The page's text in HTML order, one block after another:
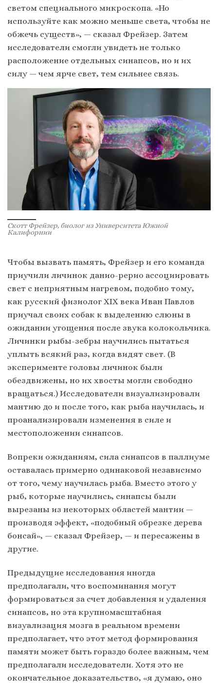
светом специального микроскопа. «Но
используйте как можно меньше света, чтобы не
обжечь существ», — сказал Фрейзер. Затем
исследователи смогли увидеть не только
расположение отдельных синапсов, но и их
силу — чем ярче свет, тем сильнее связь.
Скотт Фрейзер, биолог из Университета Южной
Калифорнии
Чтобы вызвать память, Фрейзер и его команда
приучили личинок данио-рерио ассоциировать
свет с неприятным нагревом, подобно тому,
как русский физиолог XIX века Иван Павлов
приучал своих собак к выделению слюны в
ожидании угощения после звука колокольчика.
Личинки рыбы-зебры научились пытаться
уплыть всякий раз, когда видят свет. (В
эксперименте головы личинок были
обездвижены, но их хвосты могли свободно
вращаться.) Исследователи визуализировали
мантию до и после того, как рыба научилась, и
проанализировали изменения в силе и
местоположении синапсов.
Вопреки ожиданиям, сила синапсов в паллиуме
оставалась примерно одинаковой независимо
от того, чему научилась рыба. Вместо этого у
рыб, которые научились, синапсы были
вырезаны из некоторых областей мантии —
производя эффект, «подобный обрезке дерева
бонсай», — сказал Фрейзер, — и пересажены в
другие.
Предыдущие исследования иногда
предполагали, что воспоминания могут
формироваться за счет добавления и удаления
синапсов, но эта крупномасштабная
визуализация мозга в реальном времени
предполагает, что этот метод формирования
памяти может быть гораздо более важным, чем
предполагали исследователи. Хотя это не
окончательное доказательство, «я думаю, оно